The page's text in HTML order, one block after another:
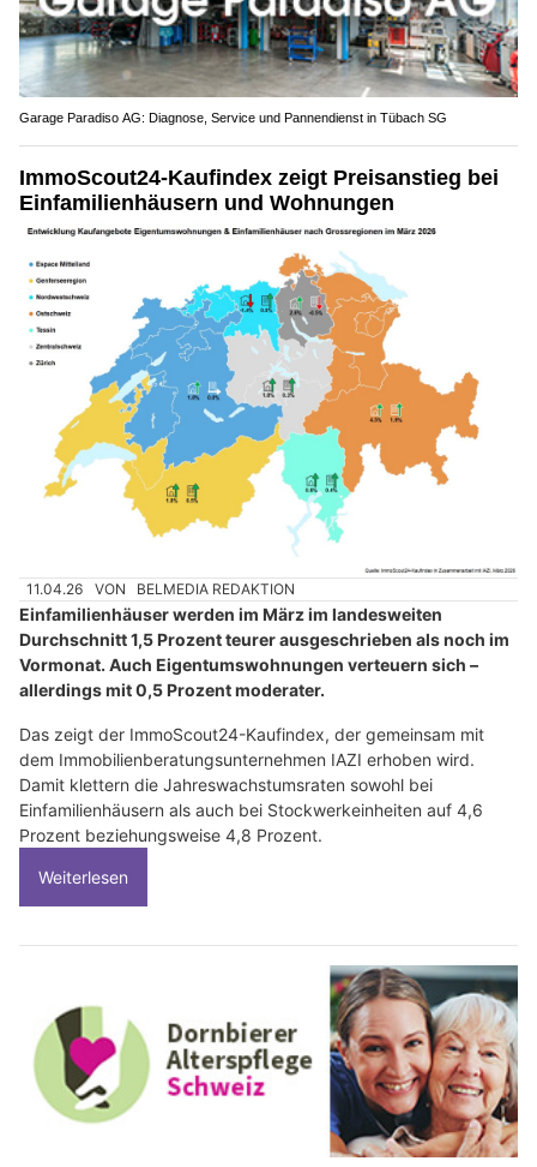
Garage Paradiso AG: Diagnose, Service und Pannendienst in Tübach SG
ImmoScout24-Kaufindex zeigt Preisanstieg bei
Einfamilienhäusern und Wohnungen
11.04.26 VON BELMEDIA REDAKTION
Einfamilienhäuser werden im März im landesweiten
Durchschnitt 1,5 Prozent teurer ausgeschrieben als noch im
Vormonat. Auch Eigentumswohnungen verteuern sich –
allerdings mit 0,5 Prozent moderater.
Das zeigt der ImmoScout24-Kaufindex, der gemeinsam mit
dem Immobilienberatungsunternehmen IAZI erhoben wird.
Damit klettern die Jahreswachstumsraten sowohl bei
Einfamilienhäusern als auch bei Stockwerkeinheiten auf 4,6
Prozent beziehungsweise 4,8 Prozent.
Weiterlesen